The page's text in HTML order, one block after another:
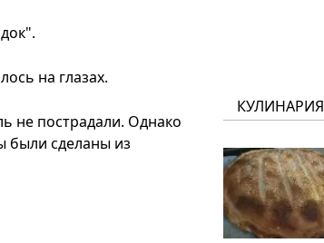
на глазах.
не пострадали. Однако
были сделаны из
КУЛИНАРИЯ